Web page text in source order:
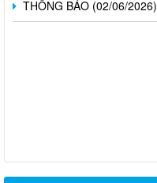
THÔNG BÁO (02/06/2026)